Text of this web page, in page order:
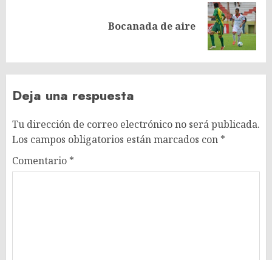
Bocanada de aire
Deja una respuesta
Tu dirección de correo electrónico no será publicada.
Los campos obligatorios están marcados con *
Comentario *